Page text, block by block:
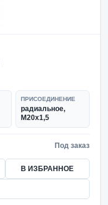
ПРИСОЕДИНЕНИЕ
радиальное,
M20x1,5
Под заказ
В ИЗБРАННОЕ